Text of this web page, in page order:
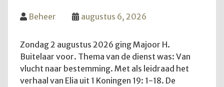
Beheer augustus 6, 2026
Zondag 2 augustus 2026 ging Majoor H.
Buitelaar voor. Thema van de dienst was: Van
vlucht naar bestemming. Met als leidraad het
verhaal van Elia uit 1 Koningen 19: 1-18. De